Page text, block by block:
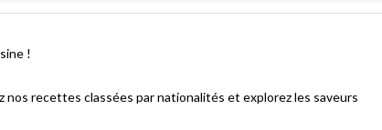
!
nos recettes classées par nationalités et explorez les saveurs